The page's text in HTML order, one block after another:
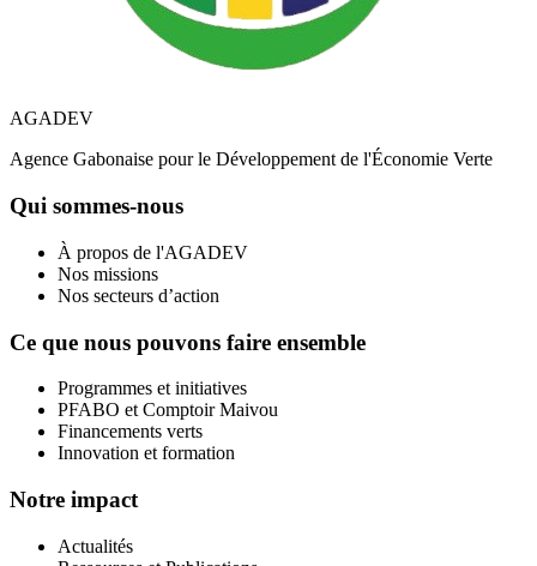
AGADEV
Agence Gabonaise pour le Développement de l'Économie Verte
Qui sommes-nous
À propos de l'AGADEV
Nos missions
Nos secteurs d’action
Ce que nous pouvons faire ensemble
Programmes et initiatives
PFABO et Comptoir Maivou
Financements verts
Innovation et formation
Notre impact
Actualités